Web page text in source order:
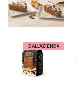
DALL’AZIENDA